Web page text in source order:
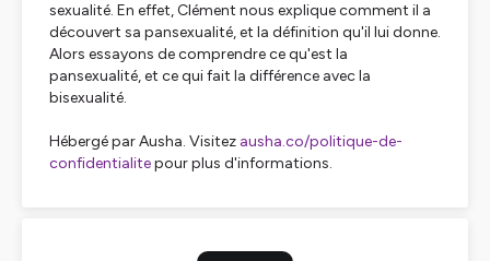
sexualité. En effet, Clément nous explique comment il a
découvert sa pansexualité, et la définition qu'il lui donne.
Alors essayons de comprendre ce qu'est la
pansexualité, et ce qui fait la différence avec la
bisexualité.
Hébergé par Ausha. Visitez ausha.co/politique-de-
confidentialitepour plus d'informations.